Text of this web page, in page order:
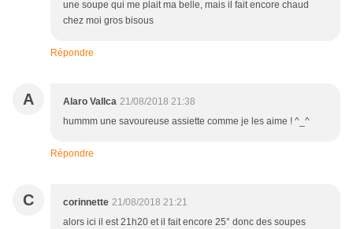
une soupe qui me plait ma belle, mais il fait encore chaud
chez moi gros bisous
Répondre
A Alaro Vallca 21/08/2018 21:38
hummm une savoureuse assiette comme je les aime ! ^_^
Répondre
C corinnette 21/08/2018 21:21
alors ici il est 21h20 et il fait encore 25° donc des soupes